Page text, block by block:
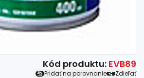
Kód produktu: EVB89
Pridať na porovnanie Zdieľať